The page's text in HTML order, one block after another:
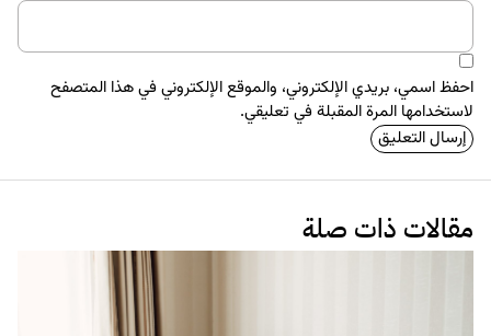
احفظ اسمي، بريدي الإلكتروني، والموقع الإلكتروني في هذا المتصفح
لاستخدامها المرة المقبلة في تعليقي.
مقالات ذات صلة